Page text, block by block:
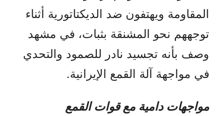
المقاومة ويهتفون ضد الديكتاتورية أثناء
توجههم نحو المشنقة بثبات، في مشهد
وصف بأنه تجسيد نادر للصمود والتحدي
في مواجهة آلة القمع الإيرانية.
مواجهات دامية مع قوات القمع